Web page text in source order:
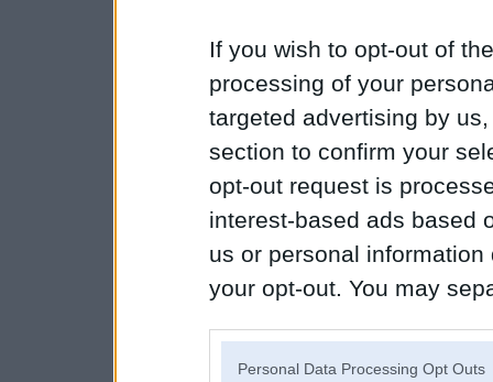
If you wish to opt-out of
processing of your
targeted advertising by
section to confirm your
opt-out request is
interest-based ads based
us or personal
your opt-out. You may
Personal Data Processing Opt Outs